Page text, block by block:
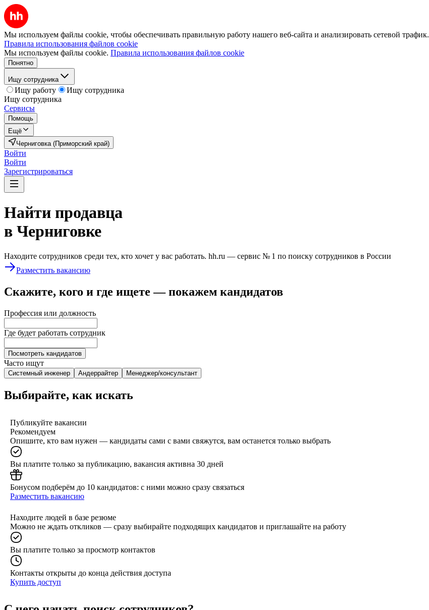
Мы используем файлы cookie, чтобы обеспечивать правильную работу нашего веб-сайта и анализировать сетевой трафик.
Правила использования файлов cookie
Мы используем файлы cookie. Правила использования файлов cookie
Понятно
Ищу сотрудника
Ищу работу
Ищу сотрудника
Ищу сотрудника
Сервисы
Помощь
Ещё
Черниговка (Приморский край)
Войти
Войти
Зарегистрироваться
Найти продавца
в Черниговке
Находите сотрудников среди тех, кто хочет у вас работать. hh.ru — сервис № 1 по поиску сотрудников в России
Разместить вакансию
Скажите, кого и где ищете — покажем кандидатов
Профессия или должность
Где будет работать сотрудник
Посмотреть кандидатов
Часто ищут
Системный инженер Андеррайтер Менеджер/консультант
Выбирайте, как искать
Публикуйте вакансии
Рекомендуем
Опишите, кто вам нужен — кандидаты сами с вами свяжутся, вам останется только выбрать
Вы платите только за публикацию, вакансия активна 30 дней
Бонусом подберём до 10 кандидатов: с ними можно сразу связаться
Разместить вакансию
Находите людей в базе резюме
Можно не ждать откликов — сразу выбирайте подходящих кандидатов и приглашайте на работу
Вы платите только за просмотр контактов
Контакты открыты до конца действия доступа
Купить доступ